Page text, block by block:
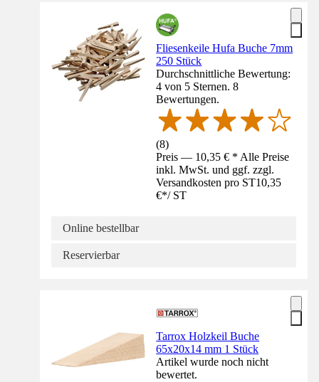
Fliesenkeile Hufa Buche 7mm
250 Stück
Durchschnittliche Bewertung:
4 von 5 Sternen. 8
Bewertungen.
(8)
Preis — 10,35 € * Alle Preise
inkl. MwSt. und ggf. zzgl.
Versandkosten pro ST10,35
€*/ ST
Online bestellbar
Reservierbar
Tarrox Holzkeil Buche
65x20x14 mm 1 Stück
Artikel wurde noch nicht
bewertet.